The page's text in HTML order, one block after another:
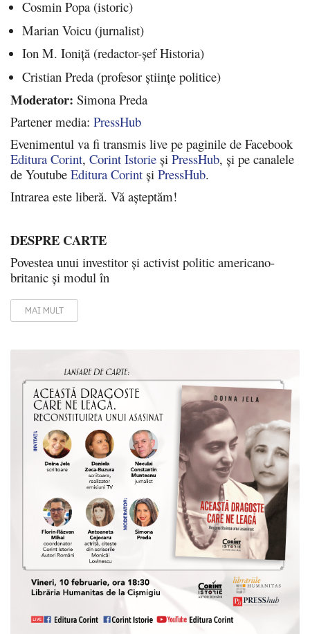
Cosmin Popa (istoric)
Marian Voicu (jurnalist)
Ion M. Ioniță (redactor-șef Historia)
Cristian Preda (profesor științe politice)
Moderator: Simona Preda
Partener media: PressHub
Evenimentul va fi transmis live pe paginile de Facebook
Editura Corint, Corint Istorie și PressHub, și pe canalele
de Youtube Editura Corint și PressHub.
Intrarea este liberă. Vă așteptăm!
DESPRE CARTE
Povestea unui investitor și activist politic americano-
britanic și modul în
MAI MULT